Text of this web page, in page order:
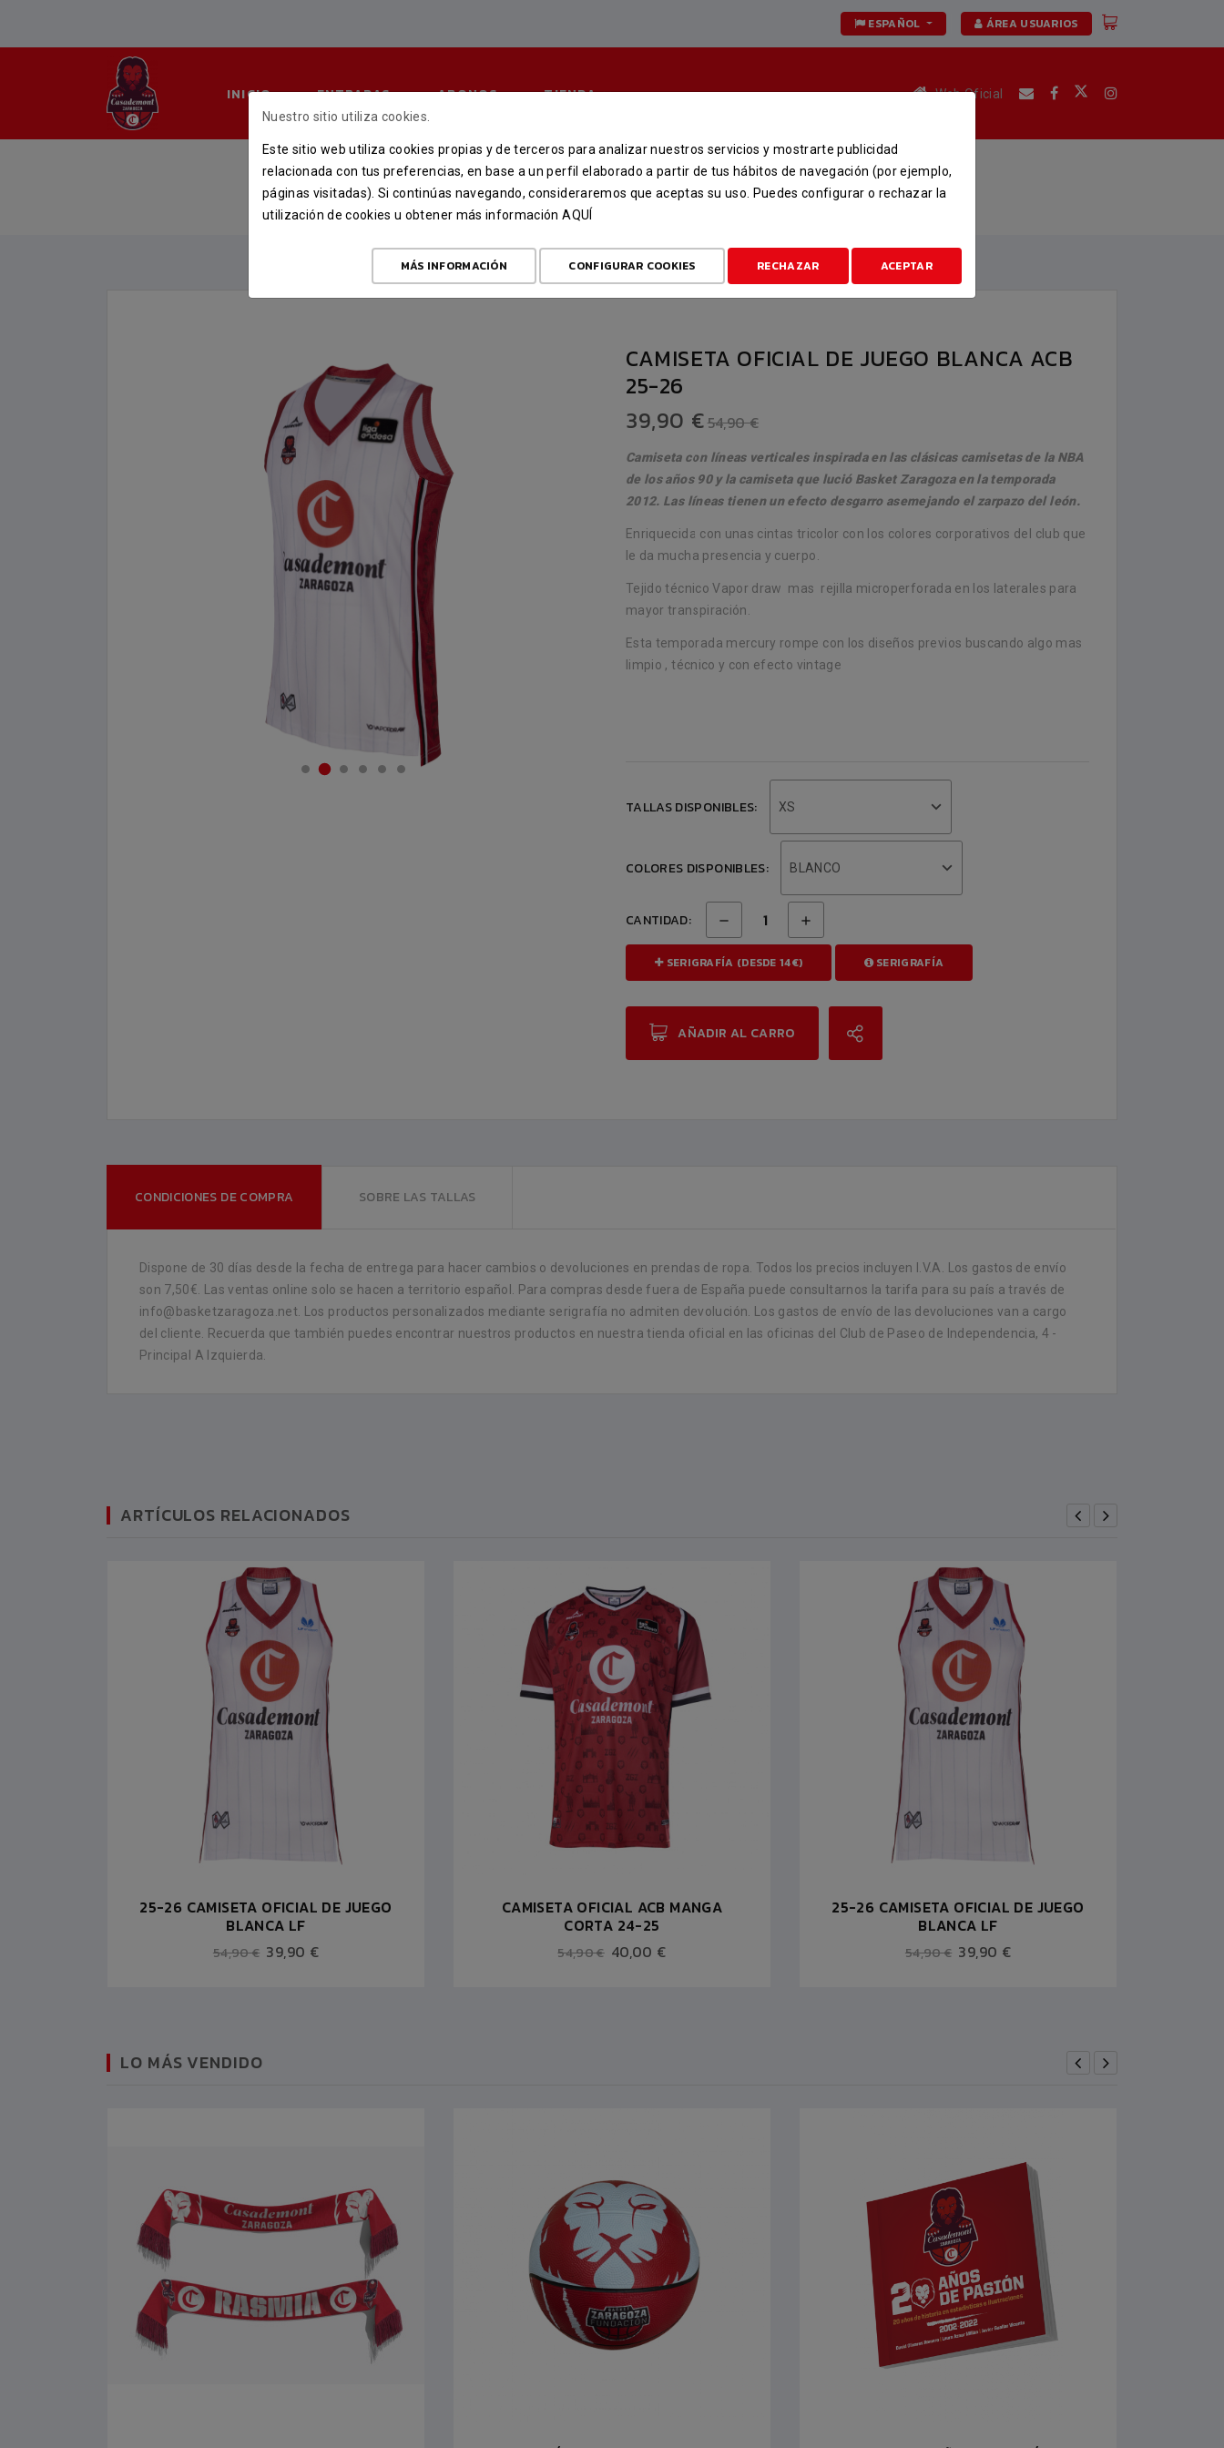
ESPAÑOL ÁREA USUARIOS
INICIO ENTRADAS ABONOS TIENDA Web Oficial
CAMISETA OFICIAL DE JUEGO BLANCA ACB 25-26
INICIO TIENDA OFERTA FIN DE TEMPORADA
CAMISETA OFICIAL DE JUEGO BLANCA ACB
25-26
39,90 €54,90 €
Camiseta con líneas verticales inspirada en las clásicas camisetas de la NBA
de los años 90 y la camiseta que lució Basket Zaragoza en la temporada
2012. Las líneas tienen un efecto desgarro asemejando el zarpazo del león.
Enriquecida con unas cintas tricolor con los colores corporativos del club que
le da mucha presencia y cuerpo.
Tejido técnico Vapor draw mas rejilla microperforada en los laterales para
mayor transpiración.
Esta temporada mercury rompe con los diseños previos buscando algo mas
limpio , técnico y con efecto vintage
TALLAS DISPONIBLES: XS
COLORES DISPONIBLES: BLANCO
CANTIDAD:
SERIGRAFÍA (DESDE 14€) SERIGRAFÍA
AÑADIR AL CARRO
CONDICIONES DE COMPRA SOBRE LAS TALLAS
Dispone de 30 días desde la fecha de entrega para hacer cambios o devoluciones en prendas de ropa. Todos los precios incluyen I.V.A. Los gastos de envío
son 7,50€. Las ventas online solo se hacen a territorio español. Para compras desde fuera de España puede consultarnos la tarifa para su país a través de
info@basketzaragoza.net. Los productos personalizados mediante serigrafía no admiten devolución. Los gastos de envío de las devoluciones van a cargo
del cliente. Recuerda que también puedes encontrar nuestros productos en nuestra tienda oficial en las oficinas del Club de Paseo de Independencia, 4 -
Principal A Izquierda.
ARTÍCULOS RELACIONADOS
25-26 CAMISETA OFICIAL DE JUEGO
BLANCA LF
54,90 € 39,90 €
CAMISETA OFICIAL ACB MANGA
CORTA 24-25
54,90 € 40,00 €
25-26 CAMISETA OFICIAL DE JUEGO
BLANCA LF
54,90 € 39,90 €
LO MÁS VENDIDO
Nuestro sitio utiliza cookies.
Este sitio web utiliza cookies propias y de terceros para analizar nuestros servicios y mostrarte publicidad
relacionada con tus preferencias, en base a un perfil elaborado a partir de tus hábitos de navegación (por ejemplo,
páginas visitadas). Si continúas navegando, consideraremos que aceptas su uso. Puedes configurar o rechazar la
utilización de cookies u obtener más informaciónAQUÍ
MÁS INFORMACIÓN CONFIGURAR COOKIES RECHAZAR ACEPTAR